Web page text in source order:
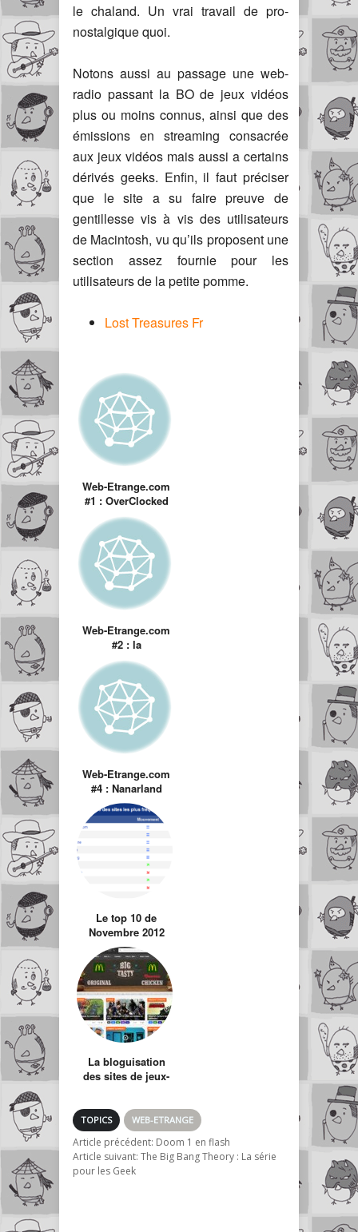
le chaland. Un vrai travail de pro-
nostalgique quoi.
Notons aussi au passage une web-
radio passant la BO de jeux vidéos
plus ou moins connus, ainsi que des
émissions en streaming consacrée
aux jeux vidéos mais aussi a certains
dérivés geeks. Enfin, il faut préciser
que le site a su faire preuve de
gentillesse vis à vis des utilisateurs
de Macintosh, vu qu’ils proposent une
section assez fournie pour les
utilisateurs de la petite pomme.
Lost Treasures Fr
Web-Etrange.com
#1 : OverClocked
ReMix
Web-Etrange.com
#2 : la
Désencyclopédie
Web-Etrange.com
#4 : Nanarland
Le top 10 de
Novembre 2012
des sites de Jeux
Vidéo Français !
La bloguisation
des sites de jeux-
TOPICS WEB-ETRANGE
Article précédent: Doom 1 en flash
Article suivant: The Big Bang Theory : La série
pour les Geek